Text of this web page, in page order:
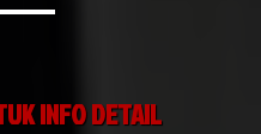
INFO DETAIL